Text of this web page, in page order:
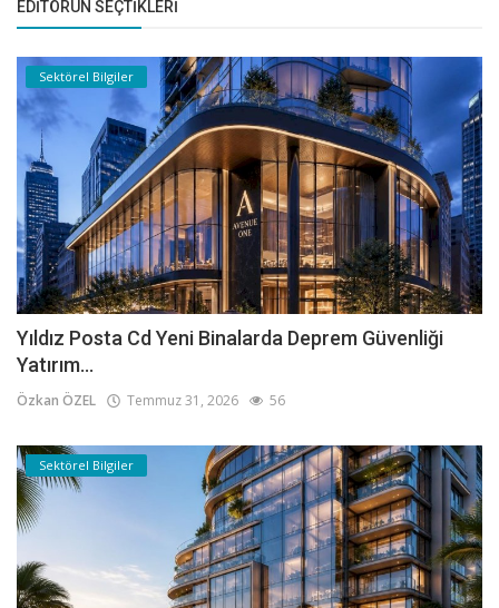
EDITÖRÜN SEÇTIKLERI
Sektörel Bilgiler
Yıldız Posta Cd Yeni Binalarda Deprem Güvenliği
Yatırım...
Özkan ÖZEL Temmuz 31, 2026 56
Sektörel Bilgiler